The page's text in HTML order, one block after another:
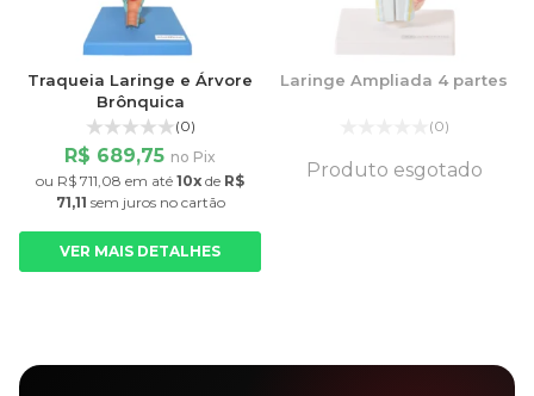
Traqueia Laringe e Árvore
Brônquica
(0)
R$ 689,75 no Pix
ou R$ 711,08 em até 10x de R$
71,11 sem jurosno cartão
VER MAIS DETALHES
Laringe Ampliada 4 partes
(0)
Produto esgotado